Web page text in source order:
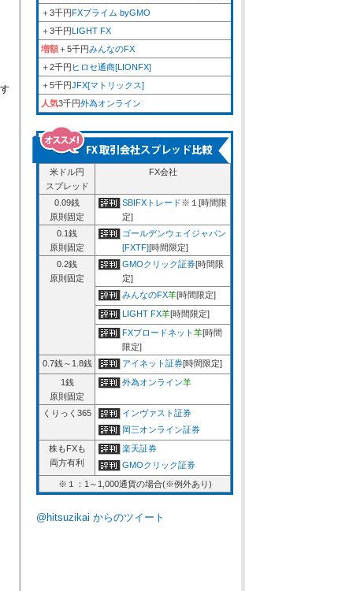
＋3千円FXプライム byGMO
＋3千円LIGHT FX
増額＋5千円みんなのFX
＋2千円 ヒロセ通商[LIONFX]
＋5千円JFX[マトリックス]
人気3千円外為オンライン
米ドル円
スプレッド
FX会社
0.09銭
原則固定
SBIFXトレード※１[時間限
定]
0.1銭
原則固定
ゴールデンウェイジャパン
[FXTF][時間限定]
0.2銭
原則固定
GMOクリック証券[時間限
定]
みんなのFX羊[時間限定]
LIGHT FX羊[時間限定]
FXブロードネット羊[時間
限定]
0.7銭～1.8銭
アイネット証券[時間限定]
1銭
原則固定
外為オンライン羊
くりっく365
インヴァスト証券
岡三オンライン証券
株もFXも
両方有利
楽天証券
GMOクリック証券
※１：1～1,000通貨の場合(※例外あり)
@hitsuzikai からのツイート